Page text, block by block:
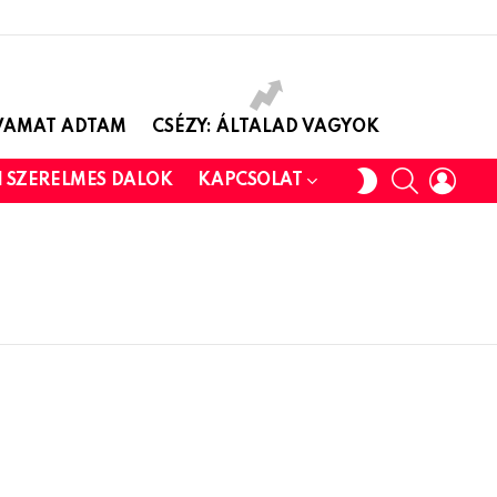
ADTAM CSÉZY: ÁLTALAD VAGYOK
SZERELMES DALOK KAPCSOLAT
SWITCH
SKIN
SEARCH